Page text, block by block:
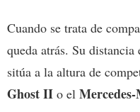
Cuando se trata de
queda atrás. Su distancia
sitúa a la altura de
Ghost II o el